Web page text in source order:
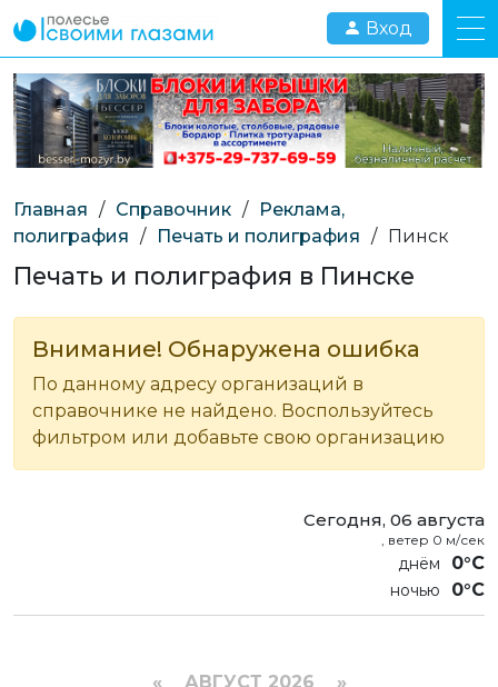
Вход
Главная / Справочник /
Реклама,
полиграфия / Печать и полиграфия / Пинск
Печать и полиграфия в Пинске
Внимание! Обнаружена ошибка
По данному адресу организаций в
справочнике не найдено. Воспользуйтесь
фильтром или добавьте свою организацию
Сегодня, 06 августа
, ветер 0 м/сек
0°C
0°C
« АВГУСТ 2026 »